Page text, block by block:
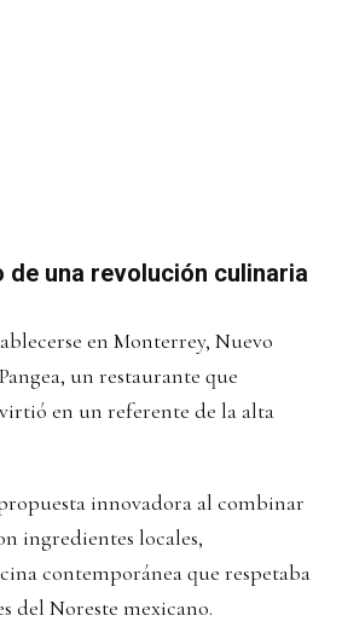
de una revolución culinaria
en Monterrey, Nuevo
un restaurante que
en un referente de la alta
innovadora al combinar
ingredientes locales,
contemporánea que respetaba
del Noreste mexicano.